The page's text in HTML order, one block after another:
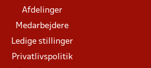
Afdelinger
Medarbejdere
Ledige stillinger
Privatlivspolitik